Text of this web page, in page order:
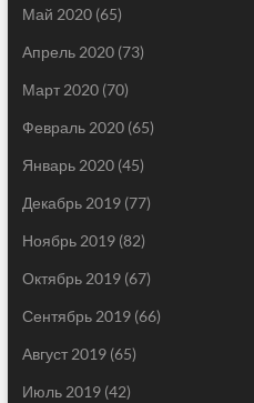
Май 2020(65)
Апрель 2020(73)
Март 2020(70)
Февраль 2020(65)
Январь 2020(45)
Декабрь 2019(77)
Ноябрь 2019(82)
Октябрь 2019(67)
Сентябрь 2019(66)
Август 2019(65)
Июль 2019(42)